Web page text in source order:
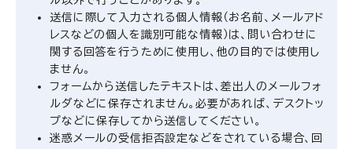
送信に際して入力される個人情報（お名前、メールアド
レスなどの個人を識別可能な情報）は、問い合わせに
関する回答を行うために使用し、他の目的では使用し
ません。
フォームから送信したテキストは、差出人のメールフォ
ルダなどに保存されません。必要があれば、デスクトッ
プなどに保存してから送信してください。
迷惑メールの受信拒否設定などをされている場合、回